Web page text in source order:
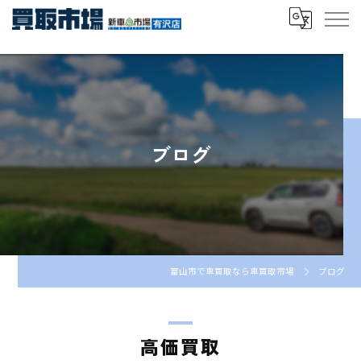
ブログ
富山市で車買取なら車買取市場 ブログ
高価買取